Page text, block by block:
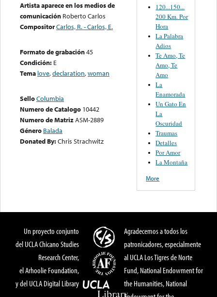
Artista aparece en los medios de
comunicación Roberto Carlos
CompositorCarlos, R. - Carlos, E.
Formato de grabación45
Condición: E
Tema love,declaration,woman
SelloColumbia
Numero de Catalogo 10442
Numero de MatrizASM-2889
Género Balada
Donated By:Chris Strachwitz
120...150...
200 Km. Por
Hora
La Palabra
Adios
Te Amo, Te
Amo, Te
Amo
La
Enamorada
Un Gato En
La
Oscuridad
Traumas
Detalles
Por Amor
La Montaña
More
Un proyecto conjunto
del UCLA Chicano Studies
Research Center,
el Arhoolie Foundation,
y del UCLA Digital Library
Agradecemos a todos los
patronicadores, especialmente
al UCLA Los Tigres de Norte
Fund, National Endowment for
the Humanities, National